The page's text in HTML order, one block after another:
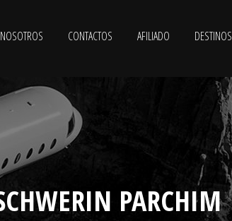
CONTACTOS AFILIADO DESTINOS
PARCHIM